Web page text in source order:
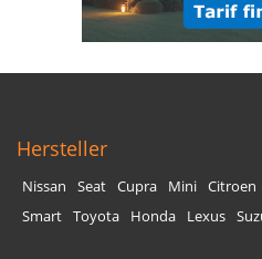
Hersteller
Nissan Seat Cupra Mini Citroen
Smart Toyota Honda Lexus